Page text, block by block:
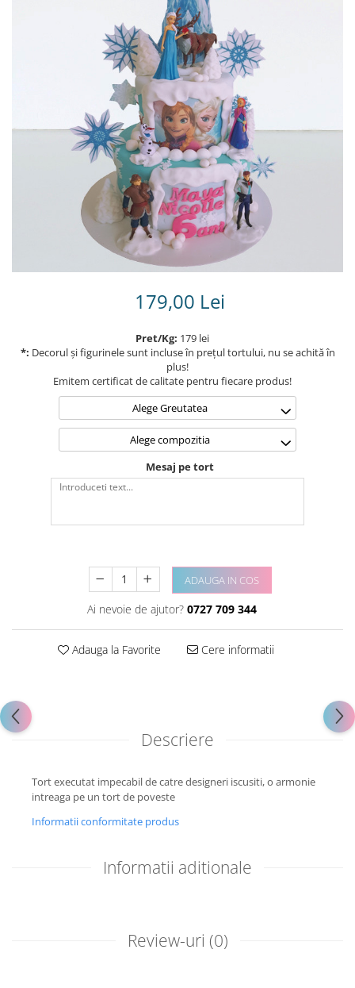
Torturi in frosting- crema pentru
179,00 Lei
Pret/Kg: 179 lei
*: Decorul și figurinele sunt incluse în prețul tortului, nu se achită în
plus!
Emitem certificat de calitate pentru fiecare produs!
Alege Greutatea
Alege compozitia
Mesaj pe tort
ADAUGA IN COS
Ai nevoie de ajutor? 0727 709 344
Adauga la Favorite Cere informatii
Descriere
Tort executat impecabil de catre designeri iscusiti, o armonie
intreaga pe un tort de poveste
Informatii conformitate produs
Informatii aditionale
Review-uri (0)